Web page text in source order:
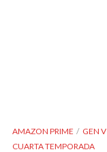
AMAZON PRIME GEN V
CUARTA TEMPORADA